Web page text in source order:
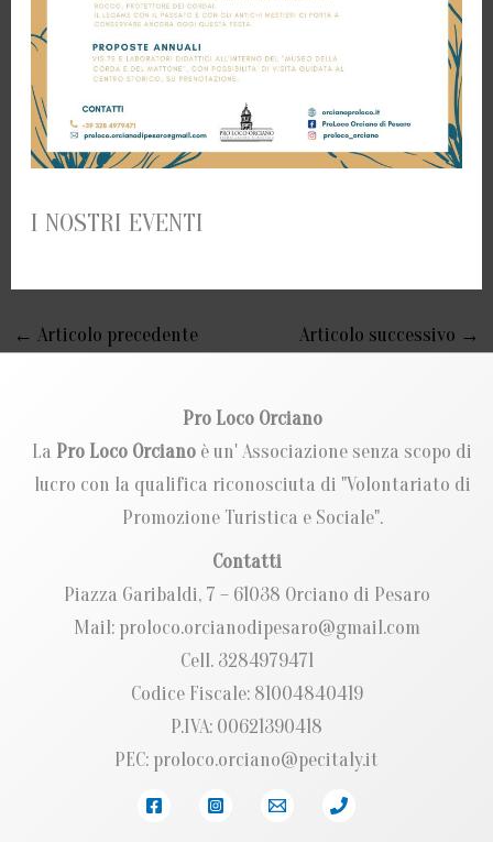
I NOSTRI EVENTI
← Articolo precedente Articolo successivo →
Pro Loco Orciano
La Pro Loco Orciano è un' Associazione senza scopo di
lucro con la qualifica riconosciuta di "Volontariato di
Promozione Turistica e Sociale".
Contatti
Piazza Garibaldi, 7 – 61038 Orciano di Pesaro
Mail: proloco.orcianodipesaro@gmail.com
Cell. 3284979471
Codice Fiscale: 81004840419
P.IVA: 00621390418
PEC: proloco.orciano@pecitaly.it